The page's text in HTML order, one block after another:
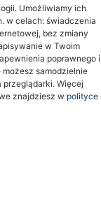
Umożliwiamy ich
w celach: świadczenia
bez zmiany
w Twoim
poprawnego i
samodzielnie
Więcej
znajdziesz w polityce